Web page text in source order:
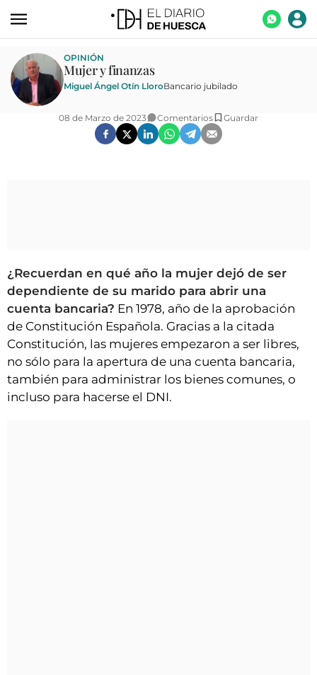
ACTUALIDAD
ECONOMÍA
TECNOLOGÍA
GALERÍAS
CONTACTAR
FIESTAS EN EL ALTO ARAGÓN
FIESTAS DE SAN LORENZO
OPINIÓN
Mujer y finanzas
Miguel Ángel Otín LloroBancario jubilado
08 de Marzo de 2023 Comentarios Guardar
¿Recuerdan en qué año la mujer dejó de ser
dependiente de su marido para abrir una
cuenta bancaria? En 1978, año de la aprobación
de Constitución Española. Gracias a la citada
Constitución, las mujeres empezaron a ser libres,
no sólo para la apertura de una cuenta bancaria,
también para administrar los bienes comunes, o
incluso para hacerse el DNI.